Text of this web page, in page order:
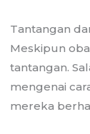
Tantangan
Meskipun
tantangan.
mengenai
mereka